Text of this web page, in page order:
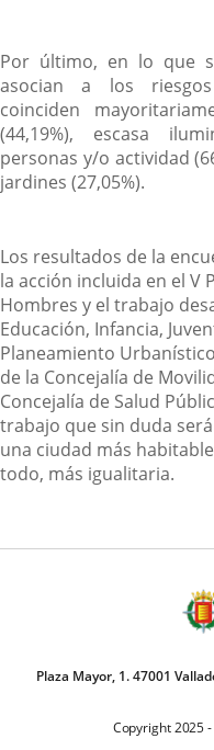
Por último, en lo que
asocian a los
coinciden
(44,19%), escasa
personas y/o actividad
jardines (27,05%).
Los resultados de la
la acción incluida en el V
Hombres y el trabajo
Educación, Infancia,
Planeamiento
de la Concejalía de
Concejalía de Salud
trabajo que sin duda
una ciudad más
todo, más igualitaria.
Plaza Mayor, 1. 47001
Copyright 2025